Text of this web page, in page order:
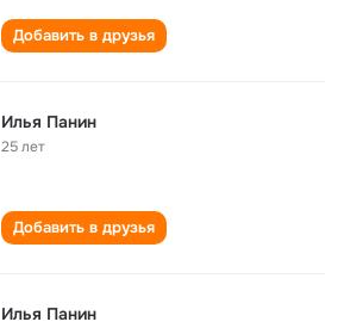
Добавить в друзья
Илья Панин
25 лет
Добавить в друзья
Илья Панин